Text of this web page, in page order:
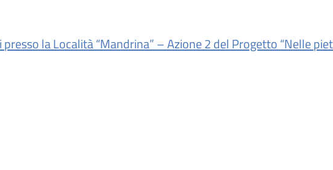
la Località “Mandrina” – Azione 2 del Progetto “Nelle